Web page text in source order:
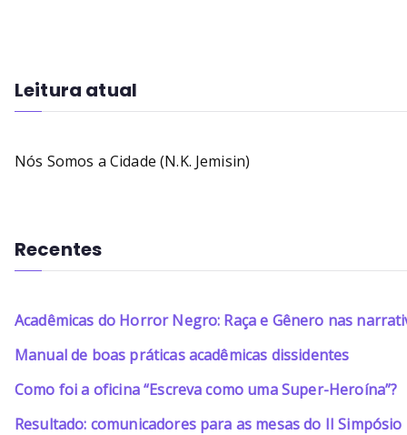
Leitura atual
Nós Somos a Cidade (N.K. Jemisin)
Recentes
Acadêmicas do Horror Negro: Raça e Gênero nas
Manual de boas práticas acadêmicas dissidentes
Como foi a oficina “Escreva como uma Super-Heroína”?
Resultado: comunicadores para as mesas do II